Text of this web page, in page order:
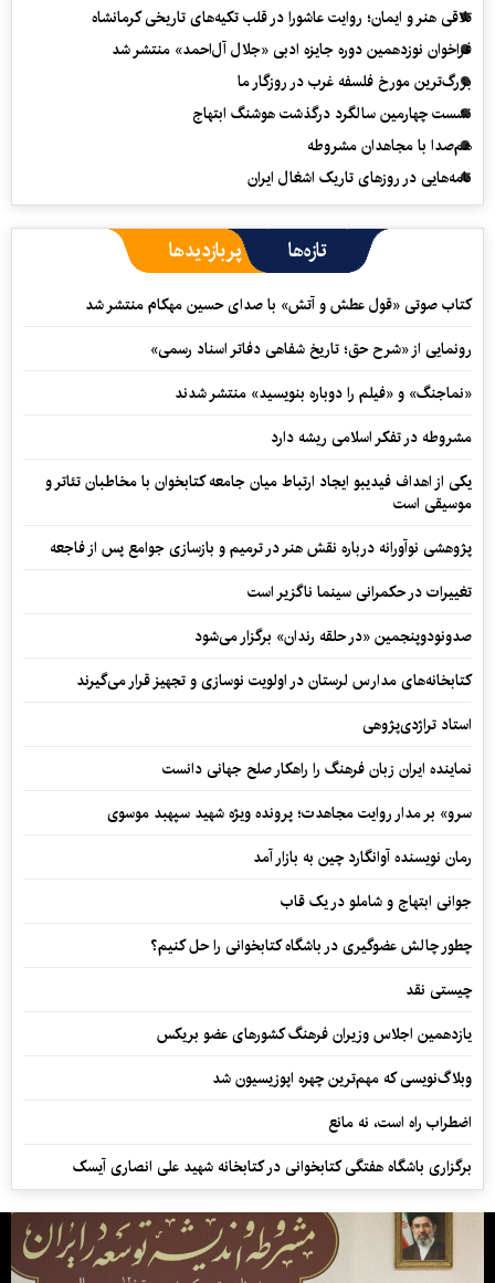
تلاقی هنر و ایمان؛ روایت عاشورا در قلب تکیه‌های تاریخی کرمانشاه
فراخوان نوزدهمین دوره جایزه ادبی «جلال آل‌احمد» منتشر شد
بزرگ‌ترین مورخ فلسفه غرب در روزگار ما
نشست چهارمین سالگرد درگذشت هوشنگ ابتهاج
هم‌صدا با مجاهدان مشروطه
نامه‌هایی در روزهای تاریک اشغال ایران
تازه‌ها پربازدیدها
کتاب صوتی «قول عطش و آتش» با صدای حسین مهکام منتشر شد
رونمایی از «شرح حق؛ تاریخ شفاهی دفاتر اسناد رسمی»
«نماجنگ» و «فیلم را دوباره بنویسید» منتشر شدند
مشروطه در تفکر اسلامی ریشه دارد
یکی از اهداف فیدیبو ایجاد ارتباط میان جامعه کتابخوان با مخاطبان تئاتر و
موسیقی است
پژوهشی نوآورانه درباره نقش هنر در ترمیم و بازسازی جوامع پس از فاجعه
تغییرات در حکمرانی سینما ناگزیر است
صدونودوپنجمین «در حلقه رندان» برگزار می‌شود
کتابخانه‌های مدارس لرستان در اولویت نوسازی و تجهیز قرار می‌گیرند
استاد تراژدی‌پژوهی
نماینده ایران زبان فرهنگ را راهکار صلح جهانی دانست
سرو» بر مدار روایت مجاهدت؛ پرونده ویژه شهید سپهبد موسوی
رمان نویسنده آوانگارد چین به بازار آمد
جوانی ابتهاج و شاملو در یک قاب
چطور چالش عضوگیری در باشگاه کتابخوانی را حل کنیم؟
چیستی نقد
یازدهمین اجلاس وزیران فرهنگ کشورهای عضو بریکس
وبلاگ‌نویسی که مهم‌ترین چهره اپوزیسیون شد
اضطراب راه است، نه مانع
برگزاری باشگاه هفتگی کتابخوانی در کتابخانه شهید علی انصاری آیسک